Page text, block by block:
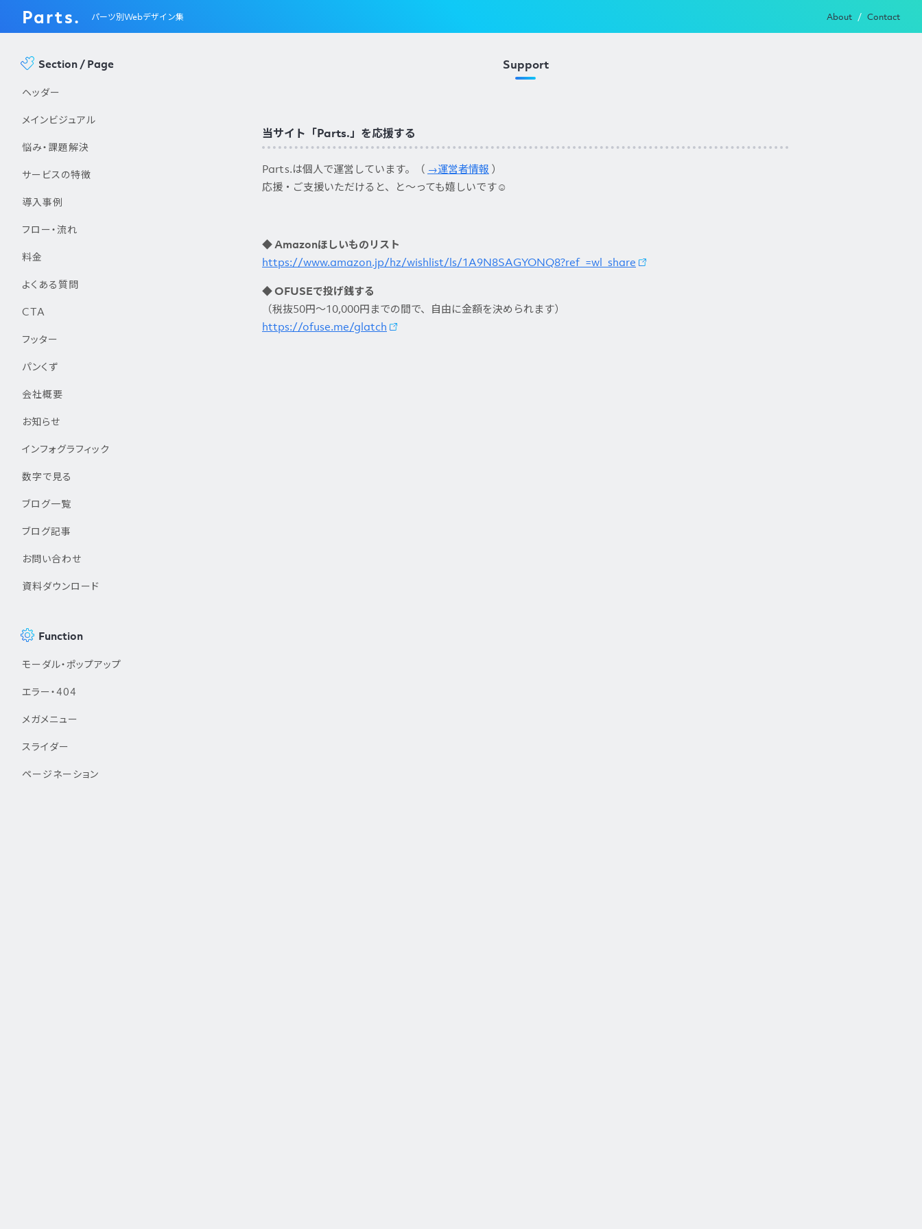
Parts. パーツ別Webデザイン集 About Contact
Section / Page
ヘッダー
メインビジュアル
悩み・課題解決
サービスの特徴
導入事例
フロー・流れ
料金
よくある質問
CTA
フッター
パンくず
会社概要
お知らせ
インフォグラフィック
数字で見る
ブログ一覧
ブログ記事
お問い合わせ
資料ダウンロード
Function
モーダル・ポップアップ
エラー・404
メガメニュー
スライダー
ページネーション
Support
当サイト「Parts.」を応援する
Parts.は個人で運営しています。（ →運営者情報 ）
応援・ご支援いただけると、と〜っても嬉しいです☺︎
◆ Amazonほしいものリスト
https://www.amazon.jp/hz/wishlist/ls/1A9N8SAGYONQ8?ref_=wl_share
◆ OFUSEで投げ銭する
（税抜50円～10,000円までの間で、自由に金額を決められます）
https://ofuse.me/glatch